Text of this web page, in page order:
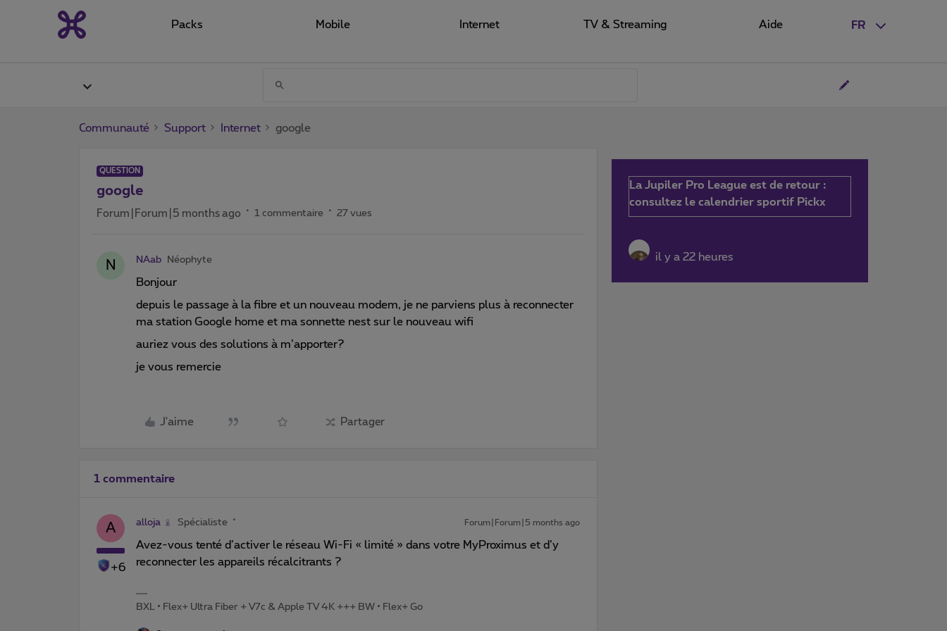
FR
Packs Mobile Internet TV & Streaming Aide
Communauté Support Internet google
QUESTION
google
Forum|Forum|5 months ago 1 commentaire 27 vues
N NAab Néophyte
Bonjour
depuis le passage à la fibre et un nouveau modem, je ne parviens plus à reconnecter
ma station Google home et ma sonnette nest sur le nouveau wifi
auriez vous des solutions à m’apporter?
je vous remercie
J'aime Partager
1 commentaire
A
+6
alloja Spécialiste Forum|Forum|5 months ago
Avez-vous tenté d’activer le réseau Wi-Fi « limité » dans votre MyProximus et d’y
reconnecter les appareils récalcitrants ?
BXL • Flex+ Ultra Fiber + V7c & Apple TV 4K +++ BW • Flex+ Go
La Jupiler Pro League est de retour :
consultez le calendrier sportif Pickx
il y a 22 heures